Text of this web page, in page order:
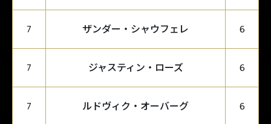
7 ザンダー・シャウフェレ 6
7 ジャスティン・ローズ 6
7 ルドヴィク・オーバーグ 6